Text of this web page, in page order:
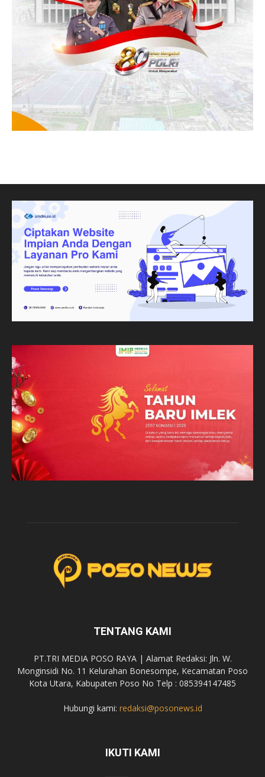
TENTANG KAMI
PT.TRI MEDIA POSO RAYA | Alamat Redaksi: Jln. W.
Monginsidi No. 11 Kelurahan Bonesompe, Kecamatan Poso
Kota Utara, Kabupaten Poso No Telp : 085394147485
Hubungi kami: redaksi@posonews.id
IKUTI KAMI